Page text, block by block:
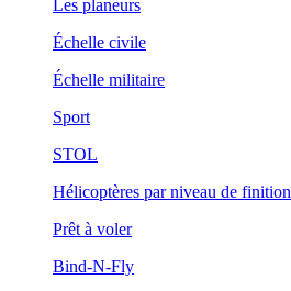
Les planeurs
Échelle civile
Échelle militaire
Sport
STOL
Hélicoptères par niveau de finition
Prêt à voler
Bind-N-Fly